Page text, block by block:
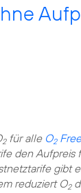
2für alle O2Free
den Aufpreis
gibt
reduziert O2